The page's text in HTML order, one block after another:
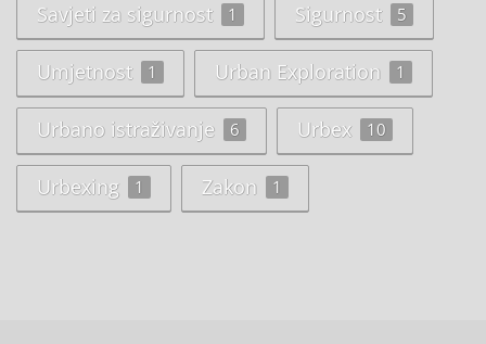
Savjeti za sigurnost 1 Sigurnost 5
Umjetnost 1 Urban Exploration 1
Urbano istraživanje 6 Urbex 10
Urbexing 1 Zakon 1